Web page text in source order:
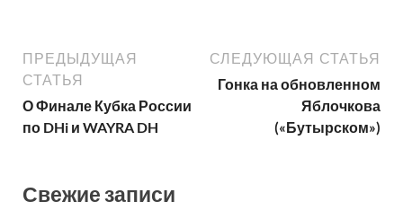
ПРЕДЫДУЩАЯ
СТАТЬЯ
О Финале Кубка России
по DHi и WAYRA DH
СЛЕДУЮЩАЯ СТАТЬЯ
Гонка на обновленном
Яблочкова
(«Бутырском»)
Свежие записи